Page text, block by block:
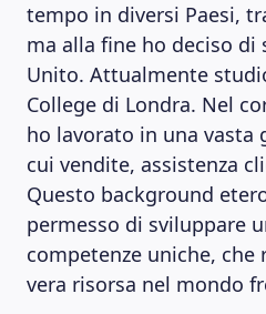
tempo in diversi Paesi,
ma alla fine ho deciso di
Unito. Attualmente
College di Londra. Nel
ho lavorato in una vasta
cui vendite, assistenza
Questo background
permesso di sviluppare
competenze uniche, che
vera risorsa nel mondo